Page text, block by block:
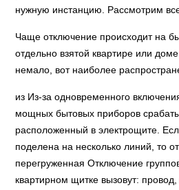
нужную инстанцию. Рассмотрим
Чаще отключение происходит на
отдельно взятой квартире или
немало, вот наиболее
из Из-за одновременного
мощных бытовых приборов
расположенный в электрощите.
поделена на несколько линий, то
перегруженная Отключение
квартирном щитке вызовут: